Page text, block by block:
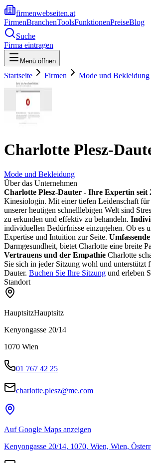
firmenwebseiten.at
FirmenBranchenToolsFunktionenPreiseBlog
Suche
Firma eintragen
Menü öffnen
Startseite Firmen Mode und Bekleidung
Charlotte Plesz-
Mode und Bekleidung
Über das Unternehmen
Charlotte Plesz-Dauter - Ihre Expertin seit
Kinesiologin. Mit einer tiefen Leidenschaft
unserer heutigen schnelllebigen Welt sind
zu erkunden und effektiv zu behandeln.
individuellen Bedürfnisse einzugehen. Ob es
Expertise und Intuition zur Seite.
Darmgesundheit, bietet Charlotte eine breite
Vertrauens und der Empathie Charlotte
Sie sich in jeder Sitzung wohl und unterstützt
Dauter. Buchen Sie Ihre Sitzung und erleben
Standort
HauptsitzHauptsitz
Kenyongasse 20/14
1070 Wien
01 767 42 25
charlotte.plesz@me.com
Auf Google Maps anzeigen
Kenyongasse 20/14, 1070, Wien, Wien,